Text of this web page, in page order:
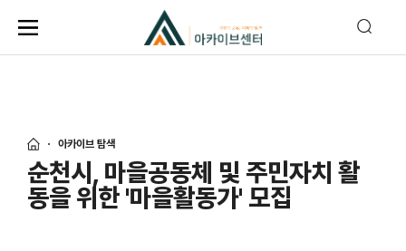
아카이브 탐색
순천시, 마을공동체 및 주민자치 활
동을 위한 '마을활동가' 모집